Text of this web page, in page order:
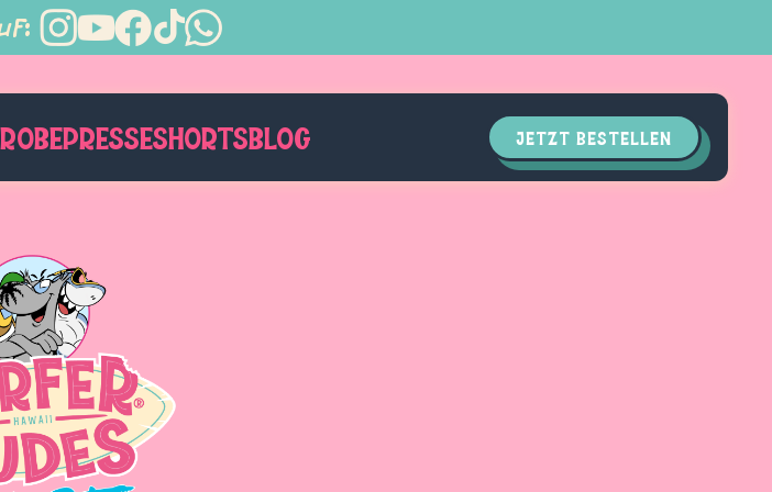
PRESSESHORTSBLOG JETZT BESTELLEN